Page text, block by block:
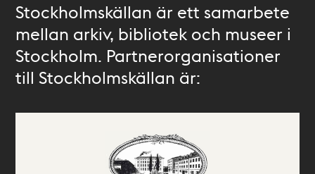
Stockholmskällan är ett samarbete
mellan arkiv, bibliotek och museer i
Stockholm. Partnerorganisationer
till Stockholmskällan är: